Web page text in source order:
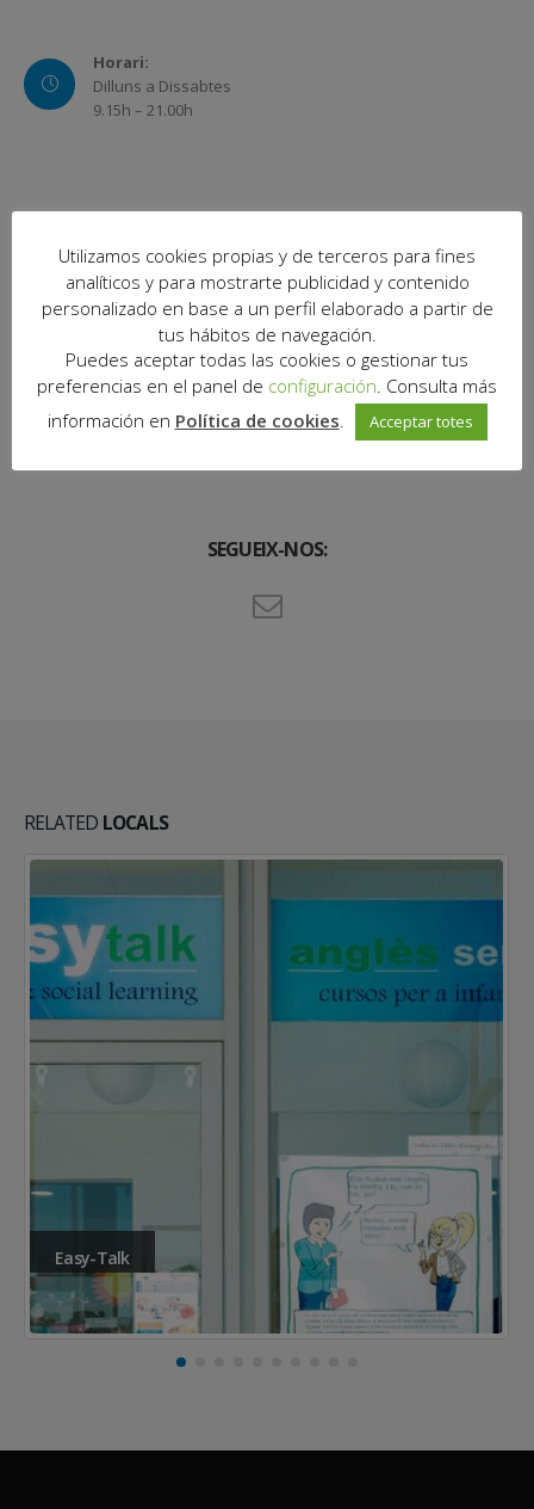
Horari:
Dilluns a Dissabtes
9.15h – 21.00h
SEGUEIX-NOS:
RELATED LOCALS
Easy-Talk
Utilizamos cookies propias y de terceros para fines
analíticos y para mostrarte publicidad y contenido
personalizado en base a un perfil elaborado a partir de
tus hábitos de navegación.
Puedes aceptar todas las cookies o gestionar tus
preferencias en el panel de configuración. Consulta más
información en Política de cookies. Acceptar totes